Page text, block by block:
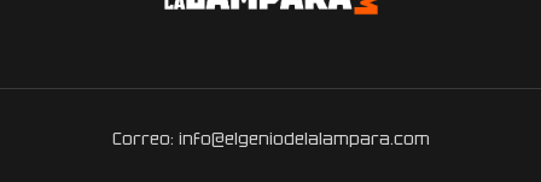
Correo: info@elgeniodelalampara.com